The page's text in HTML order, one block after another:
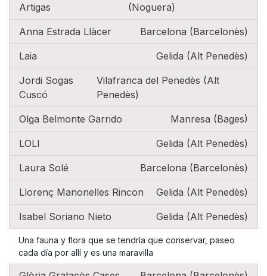
Artigas
(Noguera)
Anna Estrada Llàcer Barcelona (Barcelonès)
Laia Gelida (Alt Penedès)
Jordi Sogas
Cuscó
Vilafranca del Penedès (Alt
Penedès)
Olga Belmonte Garrido Manresa (Bages)
LOLI Gelida (Alt Penedès)
Laura Solé Barcelona (Barcelonès)
Llorenç Manonelles Rincon Gelida (Alt Penedès)
Isabel Soriano Nieto Gelida (Alt Penedès)
Una fauna y flora que se tendría que conservar, paseo
cada día por allí y es una maravilla